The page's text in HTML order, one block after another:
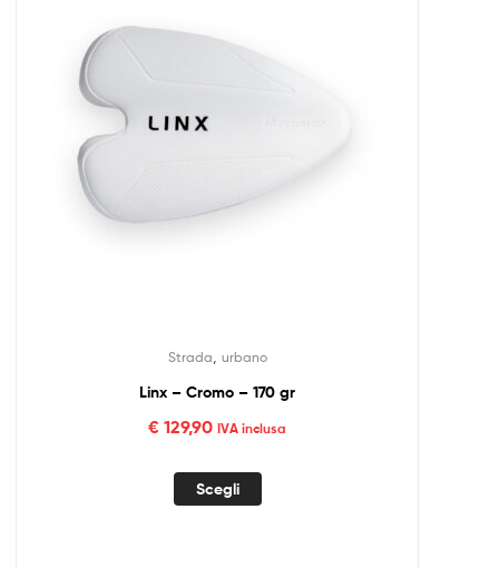
Strada urbano
Linx – Cromo – 170 gr
€ 129,90 IVA inclusa
Scegli